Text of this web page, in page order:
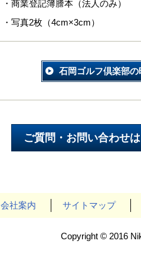
・商業登記簿謄本（法人のみ）
・写真2枚（4cm×3cm）
石岡ゴルフ倶楽部の
会社案内 サイトマップ
Copyright © 2016